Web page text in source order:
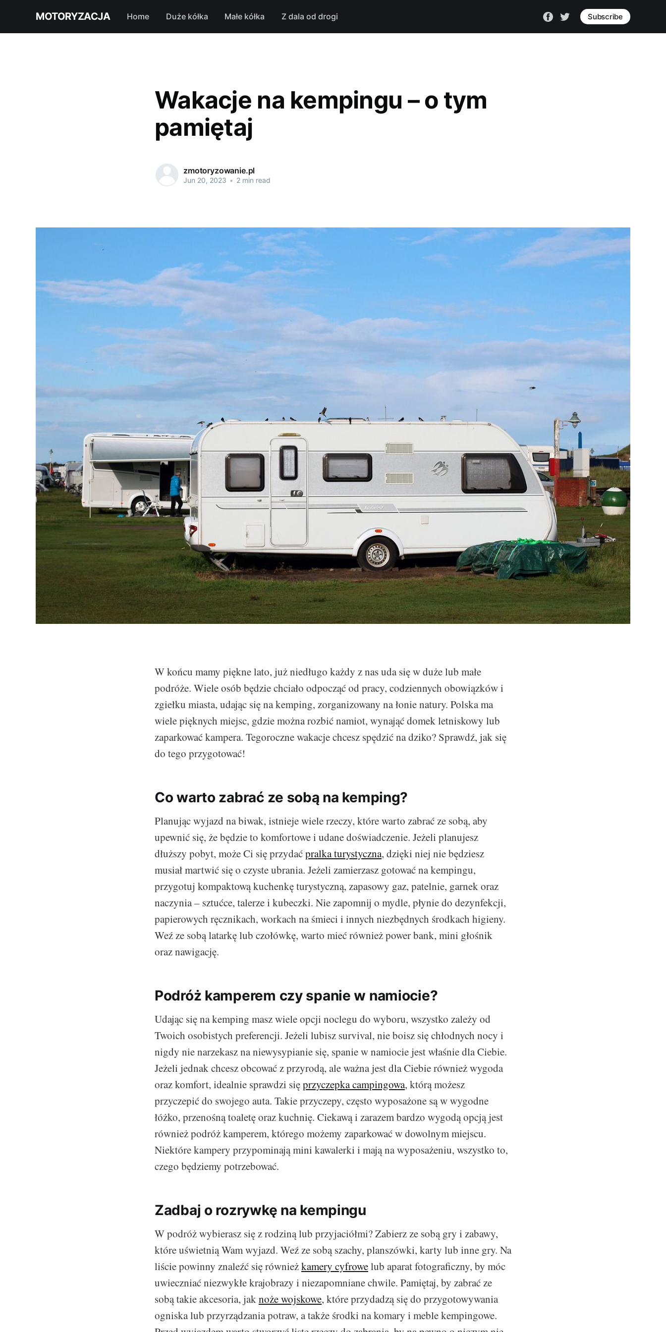
MOTORYZACJA Home Duże kółka Małe kółka Z dala od drogi Subscribe
Wakacje na kempingu – o tym
pamiętaj
zmotoryzowanie.pl
Jun 20, 2023 • 2 min read
W końcu mamy piękne lato, już niedługo każdy z nas uda się w duże lub małe
podróże. Wiele osób będzie chciało odpocząć od pracy, codziennych obowiązków i
zgiełku miasta, udając się na kemping, zorganizowany na łonie natury. Polska ma
wiele pięknych miejsc, gdzie można rozbić namiot, wynająć domek letniskowy lub
zaparkować kampera. Tegoroczne wakacje chcesz spędzić na dziko? Sprawdź, jak się
do tego przygotować!
Co warto zabrać ze sobą na kemping?
Planując wyjazd na biwak, istnieje wiele rzeczy, które warto zabrać ze sobą, aby
upewnić się, że będzie to komfortowe i udane doświadczenie. Jeżeli planujesz
dłuższy pobyt, może Ci się przydaćpralka turystyczna, dzięki niej nie będziesz
musiał martwić się o czyste ubrania. Jeżeli zamierzasz gotować na kempingu,
przygotuj kompaktową kuchenkę turystyczną, zapasowy gaz, patelnie, garnek oraz
naczynia – sztućce, talerze i kubeczki. Nie zapomnij o mydle, płynie do dezynfekcji,
papierowych ręcznikach, workach na śmieci i innych niezbędnych środkach higieny.
Weź ze sobą latarkę lub czołówkę, warto mieć również power bank, mini głośnik
oraz nawigację.
Podróż kamperem czy spanie w namiocie?
Udając się na kemping masz wiele opcji noclegu do wyboru, wszystko zależy od
Twoich osobistych preferencji. Jeżeli lubisz survival, nie boisz się chłodnych nocy i
nigdy nie narzekasz na niewysypianie się, spanie w namiocie jest właśnie dla Ciebie.
Jeżeli jednak chcesz obcować z przyrodą, ale ważna jest dla Ciebie również wygoda
oraz komfort, idealnie sprawdzi sięprzyczepka campingowa, którą możesz
przyczepić do swojego auta. Takie przyczepy, często wyposażone są w wygodne
łóżko, przenośną toaletę oraz kuchnię. Ciekawą i zarazem bardzo wygodą opcją jest
również podróż kamperem, którego możemy zaparkować w dowolnym miejscu.
Niektóre kampery przypominają mini kawalerki i mają na wyposażeniu, wszystko to,
czego będziemy potrzebować.
Zadbaj o rozrywkę na kempingu
W podróż wybierasz się z rodziną lub przyjaciółmi? Zabierz ze sobą gry i zabawy,
które uświetnią Wam wyjazd. Weź ze sobą szachy, planszówki, karty lub inne gry. Na
liście powinny znaleźć się równieżkamery cyfrowelub aparat fotograficzny, by móc
uwieczniać niezwykłe krajobrazy i niezapomniane chwile. Pamiętaj, by zabrać ze
sobą takie akcesoria, jaknoże wojskowe, które przydadzą się do przygotowywania
ogniska lub przyrządzania potraw, a także środki na komary i meble kempingowe.